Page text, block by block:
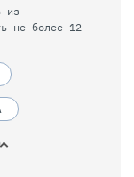
из
не более 12